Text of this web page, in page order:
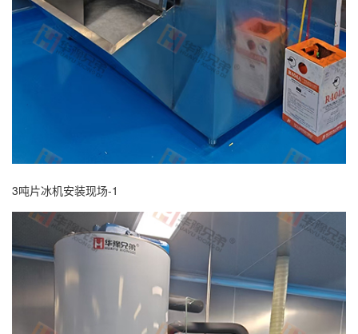
3吨片冰机安装现场-1